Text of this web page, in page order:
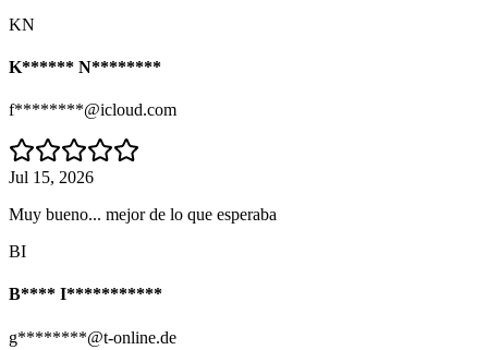
KN
K****** N********
f********@icloud.com
Jul 15, 2026
Muy bueno... mejor de lo que esperaba
BI
B**** I***********
g********@t-online.de